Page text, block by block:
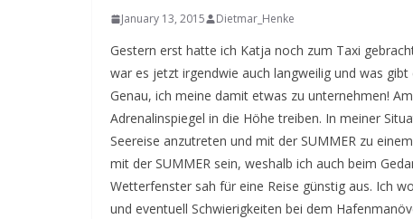
January 13, 2015 Dietmar_Henke
Gestern erst hatte ich Katja noch zum Taxi
war es jetzt irgendwie auch langweilig und was
Genau, ich meine damit etwas zu unternehmen!
Adrenalinspiegel in die Höhe treiben. In meiner
Seereise anzutreten und mit der SUMMER zu
mit der SUMMER sein, weshalb ich auch beim
Wetterfenster sah für eine Reise günstig aus. Ich
und eventuell Schwierigkeiten bei dem